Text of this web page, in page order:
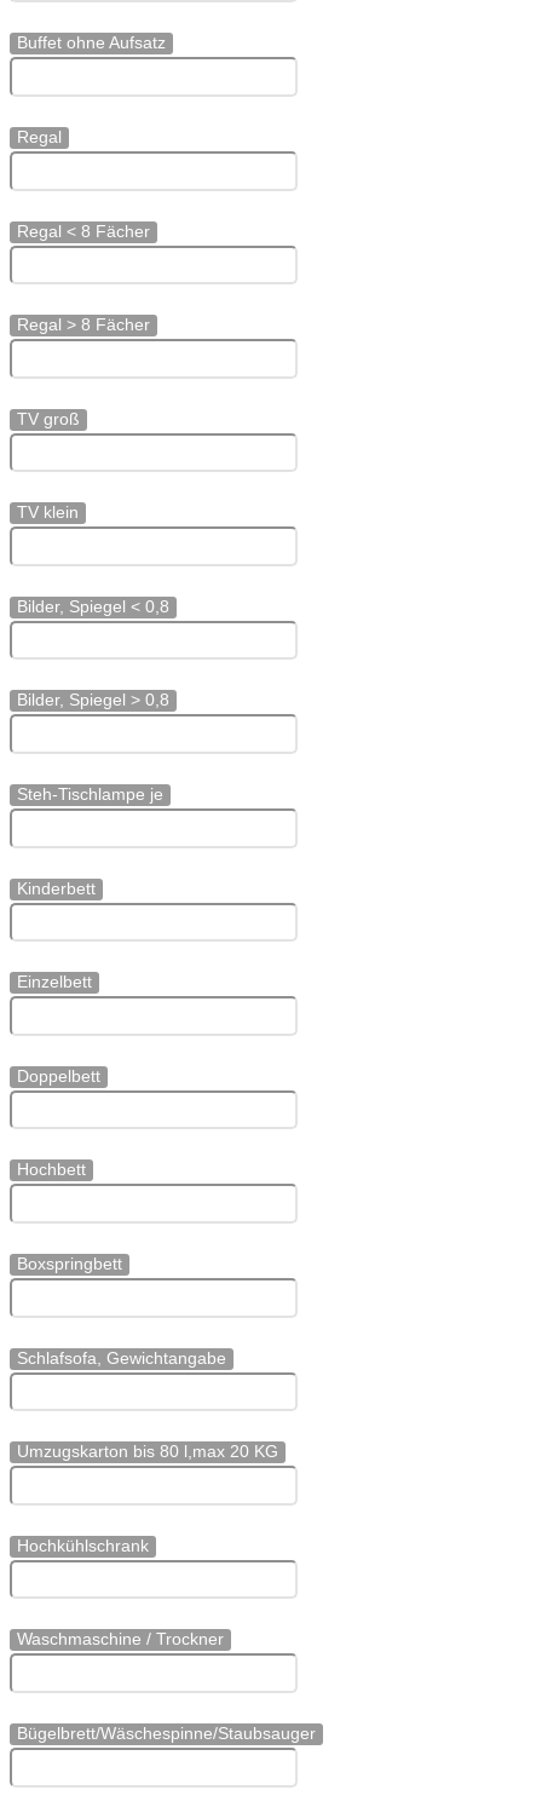
Buffet ohne Aufsatz
Regal
Regal < 8 Fächer
Regal > 8 Fächer
TV groß
TV klein
Bilder, Spiegel < 0,8
Bilder, Spiegel > 0,8
Steh-Tischlampe je
Kinderbett
Einzelbett
Doppelbett
Hochbett
Boxspringbett
Schlafsofa, Gewichtangabe
Umzugskarton bis 80 l,max 20 KG
Hochkühlschrank
Waschmaschine / Trockner
Bügelbrett/Wäschespinne/Staubsauger